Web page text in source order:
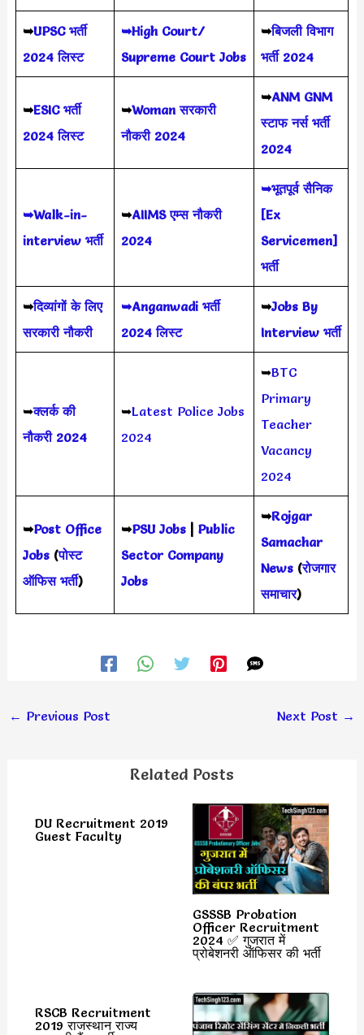
➥UPSC भर्ती
2024 लिस्ट
➥High Court/
Supreme Court Jobs
➥बिजली विभाग
भर्ती 2024
➥ESIC भर्ती
2024 लिस्ट
➥Woman सरकारी
नौकरी 2024
➥ANM GNM
स्टाफ नर्स भर्ती
2024
➥Walk-in-
interview भर्ती
➥AIIMS एम्स नौकरी
2024
➥भूतपूर्व सैनिक
[Ex
Servicemen]
भर्ती
➥दिव्यांगों के लिए
सरकारी नौकरी
➥Anganwadi भर्ती
2024 लिस्ट
➥Jobs By
Interview भर्ती
➥क्लर्क की
नौकरी 2024
➥Latest Police Jobs
2024
➥BTC
Primary
Teacher
Vacancy
2024
➥Post Office
Jobs(पोस्ट
ऑफिस भर्ती)
➥PSU Jobs| Public
Sector Company
Jobs
➥Rojgar
Samachar
News(रोजगार
समाचार)
← Previous Post Next Post →
Related Posts
DU Recruitment 2019
Guest Faculty
GSSSB Probation
Officer Recruitment
2024 ✅ गुजरात में
प्रोबेशनरी ऑफिसर की भर्ती
RSCB Recruitment
2019 राजस्थान राज्य